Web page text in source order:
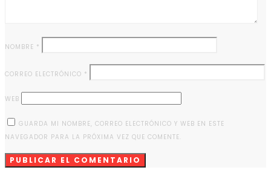
NOMBRE *
CORREO ELECTRÓNICO *
WEB
GUARDA MI NOMBRE, CORREO ELECTRÓNICO Y WEB EN ESTE
NAVEGADOR PARA LA PRÓXIMA VEZ QUE COMENTE.